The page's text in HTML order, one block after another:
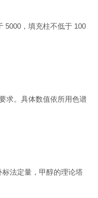
5000，填充柱不低于 100
求。具体数值依所用色谱
法定量，甲醇的理论塔